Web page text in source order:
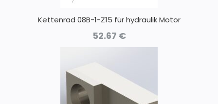
Kettenrad 08B-1-Z15 für hydraulik Motor
52.67 €